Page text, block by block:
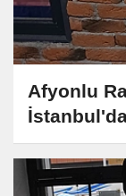
Afyonlu